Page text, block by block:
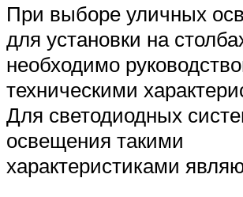
При выборе уличных
для установки на
необходимо
техническими
Для светодиодных
освещения такими
характеристиками